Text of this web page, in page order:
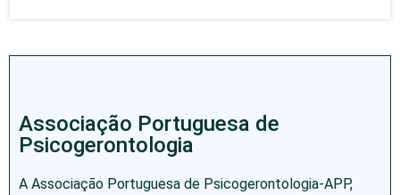
Associação Portuguesa de
Psicogerontologia
A Associação Portuguesa de Psicogerontologia-APP,